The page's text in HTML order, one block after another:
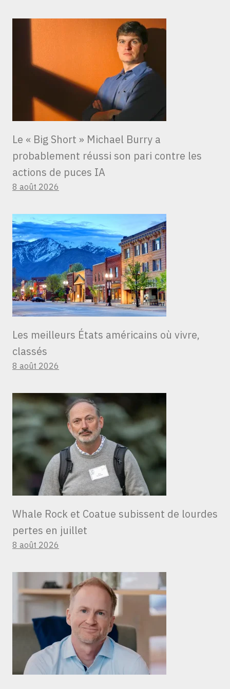
Le « Big Short » Michael Burry a
probablement réussi son pari contre les
actions de puces IA
8 août 2026
Les meilleurs États américains où vivre,
classés
8 août 2026
Whale Rock et Coatue subissent de lourdes
pertes en juillet
8 août 2026